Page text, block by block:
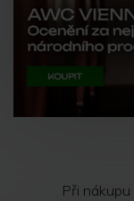
Při nákupu